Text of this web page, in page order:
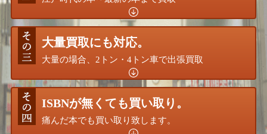
大量買取にも対応。
大量の場合、2トン・4トン車で出張買取
ISBNが無くても買い取り。
痛んだ本でも買い取り致します。